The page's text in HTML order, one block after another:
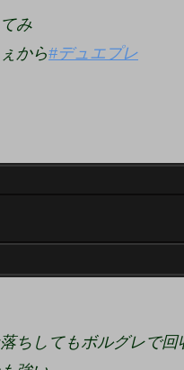
み
から#デュエプレ
ちしてもボルグレで